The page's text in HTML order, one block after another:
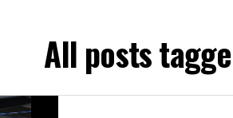
All posts